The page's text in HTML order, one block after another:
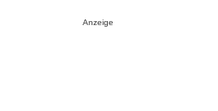
Anzeige